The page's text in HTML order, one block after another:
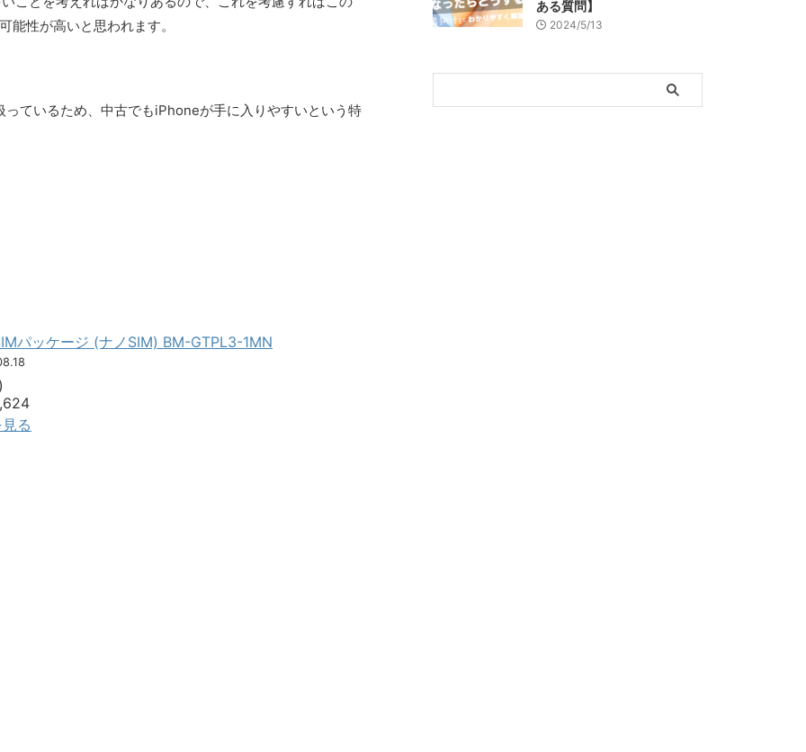
能性が高いと思われます。
ているため、中古でもiPhoneが手に入りやすいという特
パッケージ (ナノSIM) BM-GTPL3-1MN
る
ある質問】
2024/5/13